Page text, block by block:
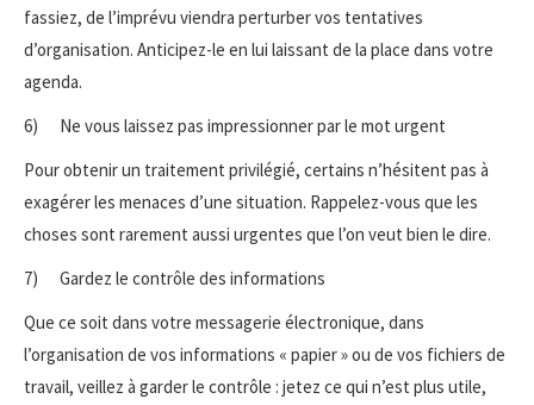
fassiez, de l’imprévu viendra perturber vos tentatives
d’organisation. Anticipez-le en lui laissant de la place dans votre
agenda.
6) Ne vous laissez pas impressionner par le mot urgent
Pour obtenir un traitement privilégié, certains n’hésitent pas à
exagérer les menaces d’une situation. Rappelez-vous que les
choses sont rarement aussi urgentes que l’on veut bien le dire.
7) Gardez le contrôle des informations
Que ce soit dans votre messagerie électronique, dans
l’organisation de vos informations « papier » ou de vos fichiers de
travail, veillez à garder le contrôle : jetez ce qui n’est plus utile,